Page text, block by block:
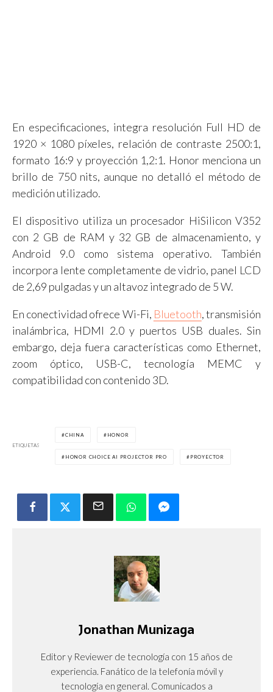
En especificaciones, integra resolución Full HD de
1920 × 1080 píxeles, relación de contraste 2500:1,
formato 16:9 y proyección 1,2:1. Honor menciona un
brillo de 750 nits, aunque no detalló el método de
medición utilizado.
El dispositivo utiliza un procesador HiSilicon V352
con 2 GB de RAM y 32 GB de almacenamiento, y
Android 9.0 como sistema operativo. También
incorpora lente completamente de vidrio, panel LCD
de 2,69 pulgadas y un altavoz integrado de 5 W.
En conectividad ofrece Wi-Fi, Bluetooth, transmisión
inalámbrica, HDMI 2.0 y puertos USB duales. Sin
embargo, deja fuera características como Ethernet,
zoom óptico, USB-C, tecnología MEMC y
compatibilidad con contenido 3D.
ETIQUETAS
CHINA HONOR
HONOR CHOICE AI PROJECTOR PRO PROYECTOR
Jonathan Munizaga
Editor y Reviewer de tecnología con 15 años de
experiencia. Fanático de la telefonía móvil y
tecnología en general. Comunicados a